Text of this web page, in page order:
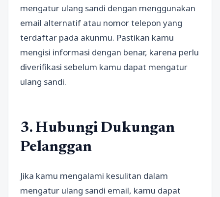
mengatur ulang sandi dengan menggunakan
email alternatif atau nomor telepon yang
terdaftar pada akunmu. Pastikan kamu
mengisi informasi dengan benar, karena perlu
diverifikasi sebelum kamu dapat mengatur
ulang sandi.
3. Hubungi Dukungan
Pelanggan
Jika kamu mengalami kesulitan dalam
mengatur ulang sandi email, kamu dapat